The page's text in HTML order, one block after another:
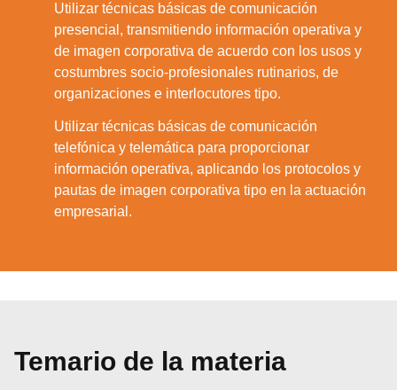
Utilizar técnicas básicas de comunicación
presencial, transmitiendo información operativa y
de imagen corporativa de acuerdo con los usos y
costumbres socio-profesionales rutinarios, de
organizaciones e interlocutores tipo.
Utilizar técnicas básicas de comunicación
telefónica y telemática para proporcionar
información operativa, aplicando los protocolos y
pautas de imagen corporativa tipo en la actuación
empresarial.
Temario de la materia